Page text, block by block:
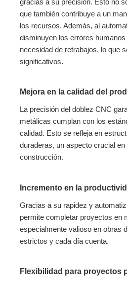
que también contribuye a un
los recursos. Además, al
disminuyen los errores
necesidad de retrabajos, lo que
significativos.
Mejora en la calidad del
La precisión del doblez CNC
metálicas cumplan con los
calidad. Esto se refleja en
duraderas, un aspecto crucial
construcción.
Incremento en la
Gracias a su rapidez y
permite completar proyectos en
especialmente valioso en obras
estrictos y cada día cuenta.
Flexibilidad para proyectos